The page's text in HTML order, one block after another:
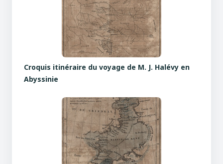
Croquis itinéraire du voyage de M. J. Halévy en
Abyssinie